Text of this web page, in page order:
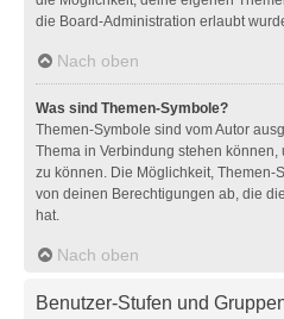
die Board-Administration erlaubt
Nach oben
Was sind Themen-Symbole?
Themen-Symbole sind vom Autor
Thema in Verbindung stehen
zu können. Die Möglichkeit, Themen-
von deinen Berechtigungen ab, die
hat.
Nach oben
Benutzer-Stufen und